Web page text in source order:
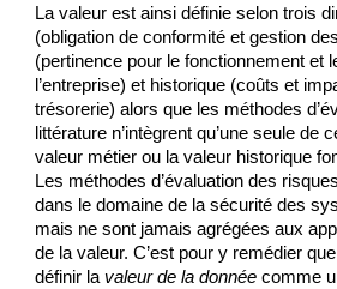
La valeur est ainsi définie selon trois
(obligation de conformité et gestion
(pertinence pour le fonctionnement et
l’entreprise) et historique (coûts et
trésorerie) alors que les méthodes
littérature n’intègrent qu’une seule de
valeur métier ou la valeur historique
Les méthodes d’évaluation des
dans le domaine de la sécurité des
mais ne sont jamais agrégées aux
de la valeur. C’est pour y remédier
définir la valeur de la donnée comme